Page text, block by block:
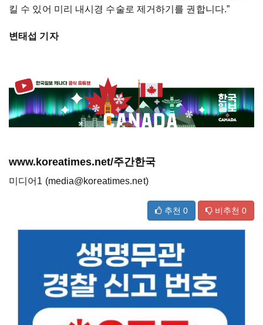
킬 수 있어 미리 내시경 수술로 제거하기를 권합니다.”
변태섭 기자
www.koreatimes.net/주간한국
미디어1 (media@koreatimes.net)
추천 0 비추천 0